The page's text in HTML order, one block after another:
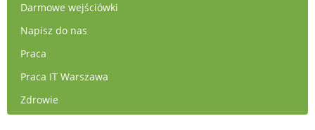
Darmowe wejściówki
Napisz do nas
Praca
Praca IT Warszawa
Zdrowie